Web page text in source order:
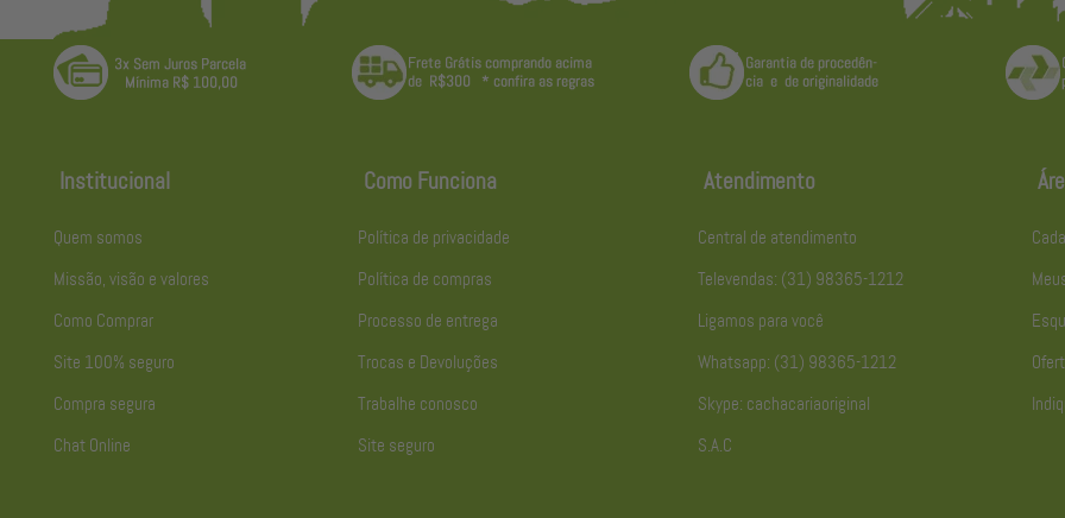
Institucional
Quem somos
Missão, visão e valores
Como Comprar
Site 100% seguro
Compra segura
Chat Online
Como Funciona
Política de privacidade
Política de compras
Processo de entrega
Trocas e Devoluções
Trabalhe conosco
Site seguro
Atendimento
Central de atendimento
Televendas: (31) 98365-1212
Ligamos para você
Whatsapp: (31) 98365-1212
Skype: cachacariaoriginal
S.A.C